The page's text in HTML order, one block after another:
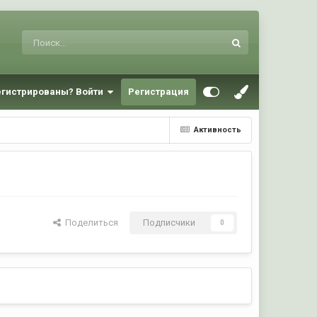
Войти Регистрация
Активность
Поделиться Подписчики 0